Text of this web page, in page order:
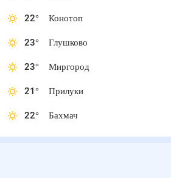
22° Конотоп
23° Глушково
23° Миргород
21° Прилуки
22° Бахмач